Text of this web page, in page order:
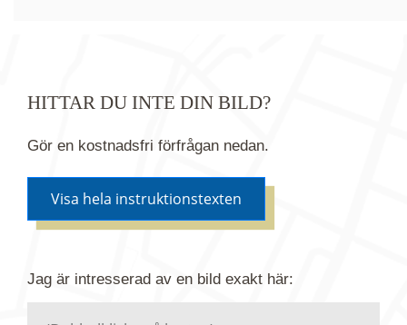
HITTAR DU INTE DIN BILD?
Gör en kostnadsfri förfrågan nedan.
Visa hela instruktionstexten
Jag är intresserad av en bild exakt här: